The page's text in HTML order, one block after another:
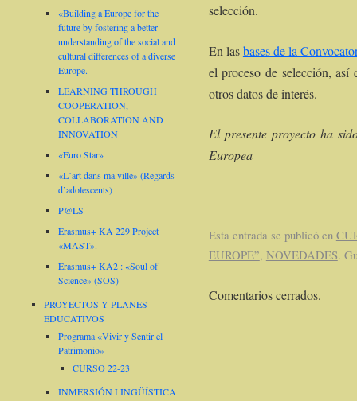
selección.
En lasbases de la
el proceso de selección, así
otros datos de interés.
El presente proyecto ha
Europea
Esta entrada se publicó en
EUROPE”, NOVEDADES.
Comentarios cerrados.
«Building a Europe for the
future by fostering a better
understanding of the social and
cultural differences of a diverse
Europe.
LEARNING THROUGH
COOPERATION,
COLLABORATION AND
INNOVATION
«Euro Star»
«L´art dans ma ville» (Regards
d’adolescents)
P@LS
Erasmus+ KA 229 Project
«MAST».
Erasmus+ KA2 : «Soul of
Science» (SOS)
PROYECTOS Y PLANES
EDUCATIVOS
Programa «Vivir y Sentir el
Patrimonio»
CURSO 22-23
INMERSIÓN LINGÜÍSTICA